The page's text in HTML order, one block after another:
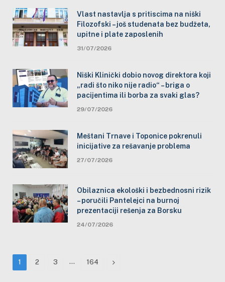
Vlast nastavlja s pritiscima na niški
Filozofski – još studenata bez budžeta,
upitne i plate zaposlenih
31/07/2026
Niški Klinički dobio novog direktora koji
„radi što niko nije radio“ – briga o
pacijentima ili borba za svaki glas?
29/07/2026
Meštani Trnave i Toponice pokrenuli
inicijative za rešavanje problema
27/07/2026
Obilaznica ekološki i bezbednosni rizik
– poručili Pantelejci na burnoj
prezentaciji rešenja za Borsku
24/07/2026
1 2 3 … 164 Next